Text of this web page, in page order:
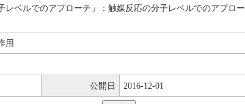
レベルでのアプローチ」：触媒反応の分子レベルでのアプロー
用
公開日 2016-12-01